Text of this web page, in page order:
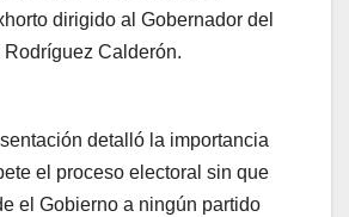
dirigido al Gobernador del
Rodríguez Calderón.
detalló la importancia
el proceso electoral sin que
el Gobierno a ningún partido